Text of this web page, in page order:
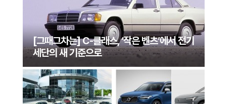
[그때그차는] C-클래스, ‘작은 벤츠’에서 전기
세단의 새 기준으로